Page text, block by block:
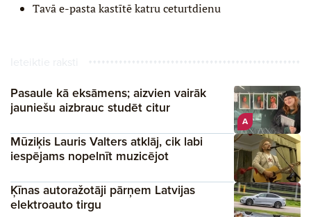
Tavā e-pasta kastītē katru ceturtdienu
A
Pasaule kā eksāmens; aizvien vairāk
jauniešu aizbrauc studēt citur
Mūziķis Lauris Valters atklāj, cik labi
iespējams nopelnīt muzicējot
Ķīnas autoražotāji pārņem Latvijas
elektroauto tirgu